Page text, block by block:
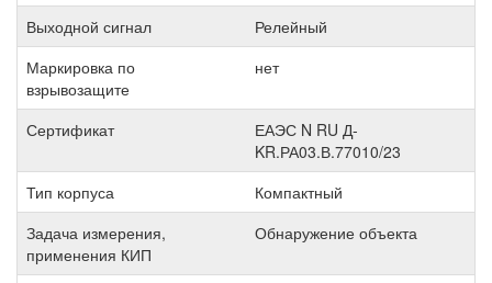
Выходной сигнал
Релейный
Маркировка по
взрывозащите
нет
Сертификат
ЕАЭС N RU Д-
KR.РА03.В.77010/23
Тип корпуса
Компактный
Задача измерения,
применения КИП
Обнаружение объекта